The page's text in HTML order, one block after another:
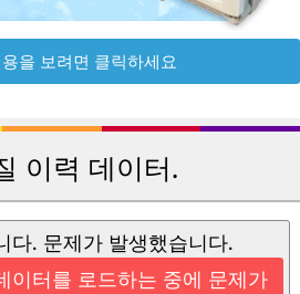
을 보려면 클릭하세요
이력 데이터.
다. 문제가 발생했습니다.
이터를 로드하는 중에 문제가